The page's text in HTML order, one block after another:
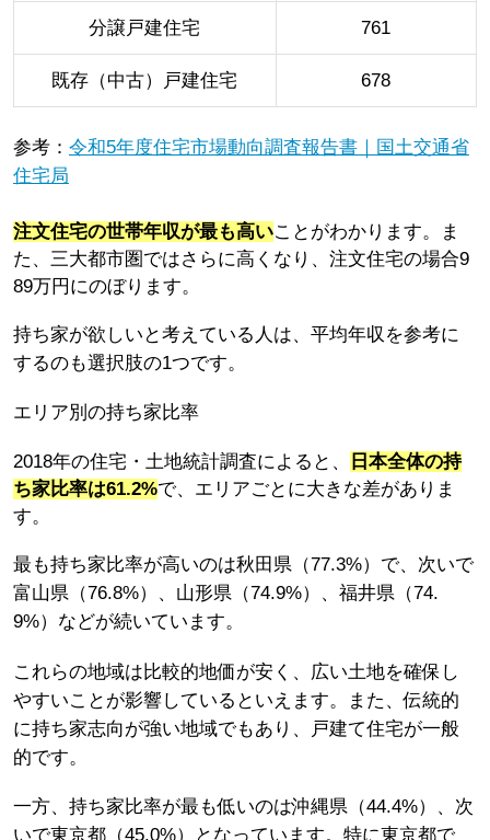
分譲戸建住宅 761
既存（中古）戸建住宅 678
参考： 令和5年度住宅市場動向調査報告書｜国土交通省
住宅局
注文住宅の世帯年収が最も高いことがわかります。ま
た、三大都市圏ではさらに高くなり、注文住宅の場合9
89万円にのぼります。
持ち家が欲しいと考えている人は、平均年収を参考に
するのも選択肢の1つです。
エリア別の持ち家比率
2018年の住宅・土地統計調査によると、
日本全体の持
ち家比率は61.2%で、エリアごとに大きな差がありま
す。
最も持ち家比率が高いのは秋田県（77.3%）で、次いで
富山県（76.8%）、山形県（74.9%）、福井県（74.
9%）などが続いています。
これらの地域は比較的地価が安く、広い土地を確保し
やすいことが影響しているといえます。また、伝統的
に持ち家志向が強い地域でもあり、戸建て住宅が一般
的です。
一方、持ち家比率が最も低いのは沖縄県（44.4%）、次
いで東京都（45.0%）となっています。特に東京都で